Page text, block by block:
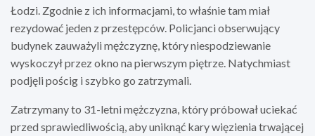
Łodzi. Zgodnie z ich informacjami, to właśnie tam miał
rezydować jeden z przestępców. Policjanci obserwujący
budynek zauważyli mężczyznę, który niespodziewanie
wyskoczył przez okno na pierwszym piętrze. Natychmiast
podjęli pościg i szybko go zatrzymali.
Zatrzymany to 31-letni mężczyzna, który próbował uciekać
przed sprawiedliwością, aby uniknąć kary więzienia trwającej